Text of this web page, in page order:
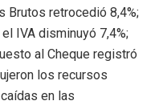
Brutos retrocedió 8,4%;
IVA disminuyó 7,4%;
al Cheque registró
los recursos
en las